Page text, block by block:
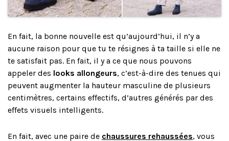
En fait, la bonne nouvelle est qu’aujourd’hui, il n’y a
aucune raison pour que tu te résignes à ta taille si elle ne
te satisfait pas. En fait, il y a ce que nous pouvons
appeler des looks allongeurs, c’est-à-dire des tenues qui
peuvent augmenter la hauteur masculine de plusieurs
centimètres, certains effectifs, d’autres générés par des
effets visuels intelligents.
En fait, avec une paire de chaussures rehaussées, vous